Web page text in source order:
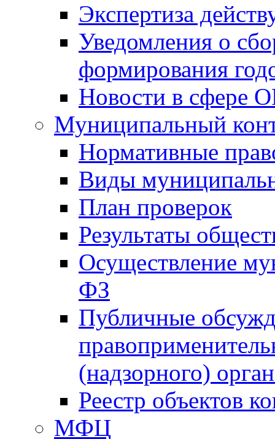
Экспертиза
Уведомления о
формирования
Новости в сфере
Муниципальный
Нормативные
Виды
План проверок
Результаты
Осуществление
ФЗ
Публичные
(надзорного)
Реестр объектов
МФЦ